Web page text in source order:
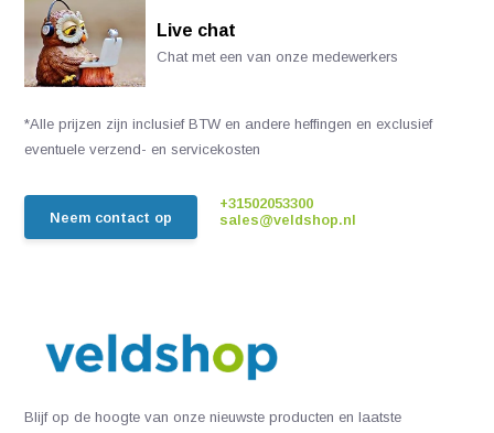
Live chat
Chat met een van onze medewerkers
*Alle prijzen zijn inclusief BTW en andere heffingen en exclusief
eventuele verzend- en servicekosten
Neem contact op
+31502053300
sales@veldshop.nl
Blijf op de hoogte van onze nieuwste producten en laatste